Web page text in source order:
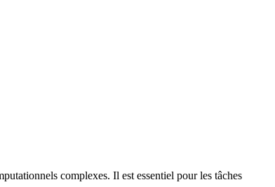
complexes. Il est essentiel pour les tâches